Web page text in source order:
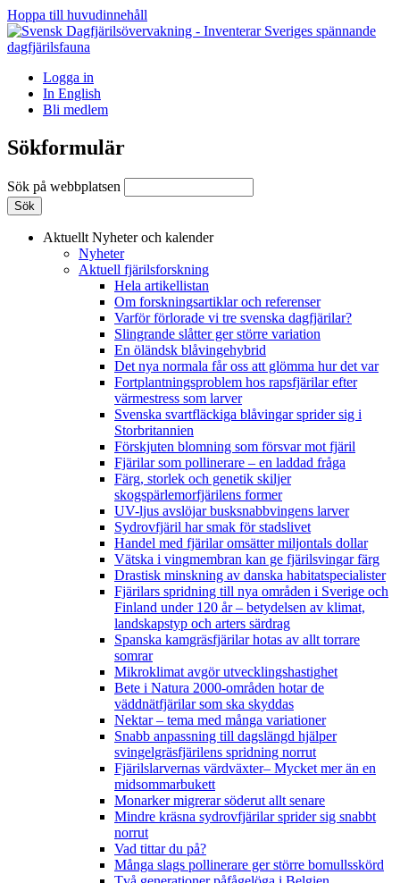
Hoppa till huvudinnehåll
Logga in
In English
Bli medlem
Sökformulär
Sök på webbplatsen
Aktuellt Nyheter och kalender
Nyheter
Aktuell fjärilsforskning
Hela artikellistan
Om forskningsartiklar och referenser
Varför förlorade vi tre svenska dagfjärilar?
Slingrande slåtter ger större variation
En öländsk blåvingehybrid
Det nya normala får oss att glömma hur det var
Fortplantningsproblem hos rapsfjärilar efter
värmestress som larver
Svenska svartfläckiga blåvingar sprider sig i
Storbritannien
Förskjuten blomning som försvar mot fjäril
Fjärilar som pollinerare – en laddad fråga
Färg, storlek och genetik skiljer
skogspärlemorfjärilens former
UV-ljus avslöjar busksnabbvingens larver
Sydrovfjäril har smak för stadslivet
Handel med fjärilar omsätter miljontals dollar
Vätska i vingmembran kan ge fjärilsvingar färg
Drastisk minskning av danska habitatspecialister
Fjärilars spridning till nya områden i Sverige och
Finland under 120 år– betydelsen av klimat,
landskapstyp och arters särdrag
Spanska kamgräsfjärilar hotas av allt torrare
somrar
Mikroklimat avgör utvecklingshastighet
Bete i Natura 2000-områden hotar de
väddnätfjärilar som ska skyddas
Nektar – tema med många variationer
Snabb anpassning till dagslängd hjälper
svingelgräsfjärilens spridning norrut
Fjärilslarvernas värdväxter– Mycket mer än en
midsommarbukett
Monarker migrerar söderut allt senare
Mindre kräsna sydrovfjärilar sprider sig snabbt
norrut
Vad tittar du på?
Många slags pollinerare ger större bomullsskörd